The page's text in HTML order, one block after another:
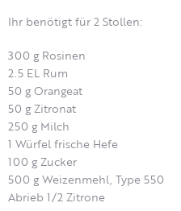
Ihr benötigt für 2 Stollen:
300 g Rosinen
2.5 EL Rum
50 g Orangeat
50 g Zitronat
250 g Milch
1 Würfel frische Hefe
100 g Zucker
500 g Weizenmehl, Type 550
Abrieb 1/2 Zitrone